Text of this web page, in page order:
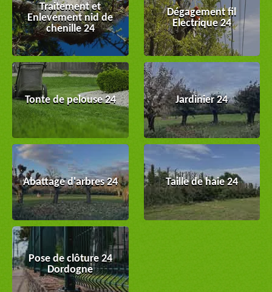
Traitement et
Enlevement nid de
chenille 24
Dégagement fil
Electrique 24
Tonte de pelouse 24 Jardinier 24
Abattage d'arbres 24 Taille de haie 24
Pose de clôture 24
Dordogne